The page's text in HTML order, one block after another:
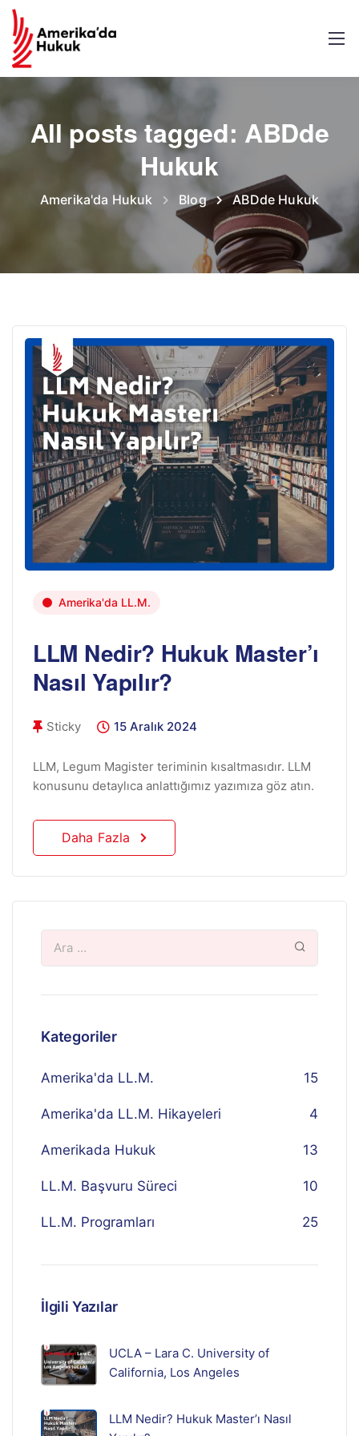
All posts tagged: ABDde
Hukuk
Amerika'da Hukuk Blog ABDde Hukuk
Amerika'da LL.M.
LLM Nedir? Hukuk Master’ı
Nasıl Yapılır?
Sticky 15 Aralık 2024
LLM, Legum Magister teriminin kısaltmasıdır. LLM
konusunu detaylıca anlattığımız yazımıza göz atın.
Daha Fazla
Kategoriler
Amerika'da LL.M. 15
Amerika'da LL.M. Hikayeleri 4
Amerikada Hukuk 13
LL.M. Başvuru Süreci 10
LL.M. Programları 25
İlgili Yazılar
UCLA – Lara C. University of
California, Los Angeles
LLM Nedir? Hukuk Master’ı Nasıl